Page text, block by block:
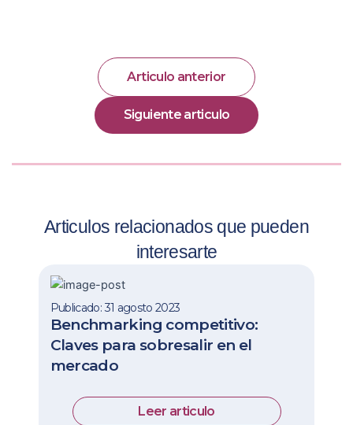
Articulo anterior
Siguiente articulo
Articulos relacionados que pueden
interesarte
Publicado: 31 agosto 2023
Benchmarking competitivo:
Claves para sobresalir en el
mercado
Leer articulo